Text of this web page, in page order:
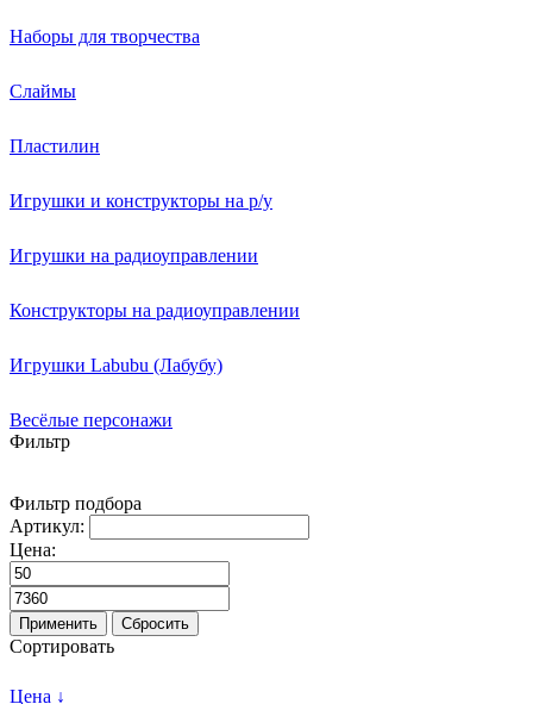
Наборы для творчества
Слаймы
Пластилин
Игрушки и конструкторы на р/у
Игрушки на радиоуправлении
Конструкторы на радиоуправлении
Игрушки Labubu (Лабубу)
Весёлые персонажи
Фильтр
Фильтр подбора
Артикул:
Цена:
Применить Сбросить
Сортировать
Цена ↓